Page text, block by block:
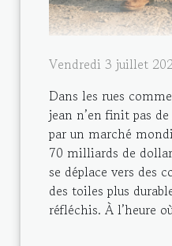
Vendredi 3 juillet
Dans les rues
jean n’en finit pas
par un marché
70 milliards de
se déplace vers des
des toiles plus
réfléchis. À l’heure